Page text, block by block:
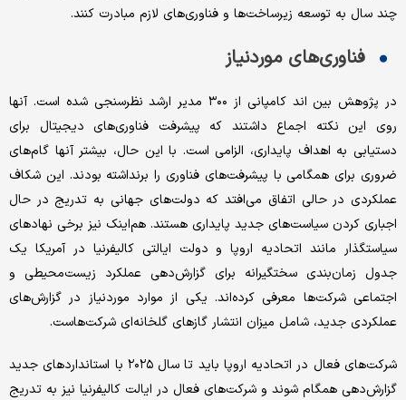
چند سال به توسعه زیرساخت‌‌‌ها و فناوری‌‌‌های لازم مبادرت کنند.
فناوری‌‌‌های موردنیاز
در پژوهش بین ‌اند کامپانی از ۳۰۰ مدیر ارشد نظرسنجی شده است. آنها
روی این نکته اجماع داشتند که پیشرفت فناوری‌‌‌های دیجیتال برای
دستیابی به اهداف پایداری، الزامی است. با این حال، بیشتر آنها گام‌‌‌های
ضروری برای همگامی با پیشرفت‌‌‌های فناوری را برنداشته بودند. این شکاف
عملکردی در حالی اتفاق می‌‌‌افتد که دولت‌‌‌های جهانی به تدریج در حال
اجباری کردن سیاست‌‌‌های جدید پایداری هستند. هم‌‌‌اینک نیز برخی نهادهای
سیاستگذار مانند اتحادیه اروپا و دولت ایالتی کالیفرنیا در آمریکا یک
جدول زمان‌بندی سختگیرانه برای گزارش‌‌‌دهی عملکرد زیست‌‌‌محیطی و
اجتماعی شرکت‌ها معرفی کرده‌‌‌اند. یکی از موارد موردنیاز در گزارش‌‌‌های
عملکردی جدید، شامل میزان انتشار گازهای گلخانه‌‌‌ای شرکت‌هاست.
شرکت‌های فعال در اتحادیه اروپا باید تا سال ۲۰۲۵ با استانداردهای جدید
گزارش‌‌‌دهی همگام شوند و شرکت‌های فعال در ایالت کالیفرنیا نیز به تدریج